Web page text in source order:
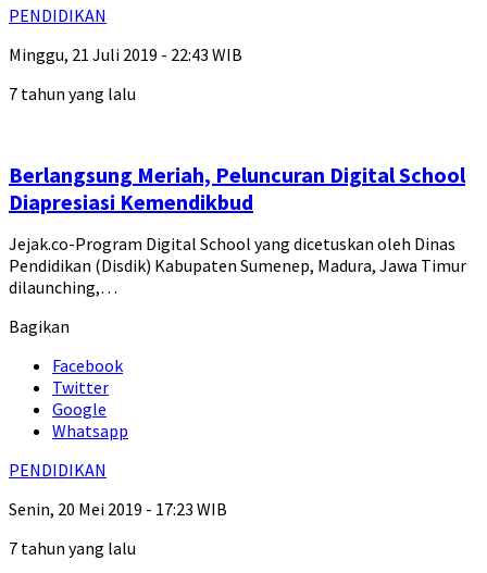
PENDIDIKAN
Minggu, 21 Juli 2019 - 22:43 WIB
7 tahun yang lalu
Berlangsung Meriah, Peluncuran Digital School
Diapresiasi Kemendikbud
Jejak.co-Program Digital School yang dicetuskan oleh Dinas
Pendidikan (Disdik) Kabupaten Sumenep, Madura, Jawa Timur
dilaunching,…
Bagikan
Facebook
Twitter
Google
Whatsapp
PENDIDIKAN
Senin, 20 Mei 2019 - 17:23 WIB
7 tahun yang lalu